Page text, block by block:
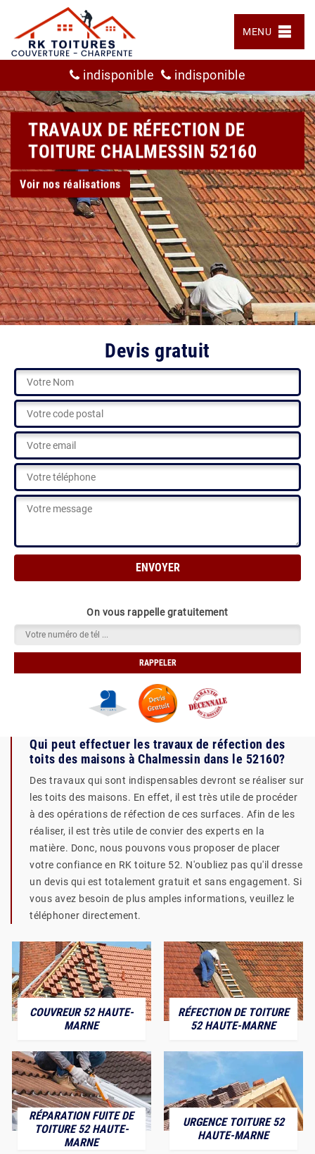
MENU
indisponible indisponible
TRAVAUX DE RÉFECTION DE
TOITURE CHALMESSIN 52160
Voir nos réalisations
Devis gratuit
On vous rappelle gratuitement
Qui peut effectuer les travaux de réfection des
toits des maisons à Chalmessin dans le 52160?
Des travaux qui sont indispensables devront se réaliser sur
les toits des maisons. En effet, il est très utile de procéder
à des opérations de réfection de ces surfaces. Afin de les
réaliser, il est très utile de convier des experts en la
matière. Donc, nous pouvons vous proposer de placer
votre confiance en RK toiture 52. N'oubliez pas qu'il dresse
un devis qui est totalement gratuit et sans engagement. Si
vous avez besoin de plus amples informations, veuillez le
téléphoner directement.
COUVREUR 52 HAUTE-
MARNE
RÉFECTION DE TOITURE
52 HAUTE-MARNE
RÉPARATION FUITE DE
TOITURE 52 HAUTE-
MARNE
URGENCE TOITURE 52
HAUTE-MARNE